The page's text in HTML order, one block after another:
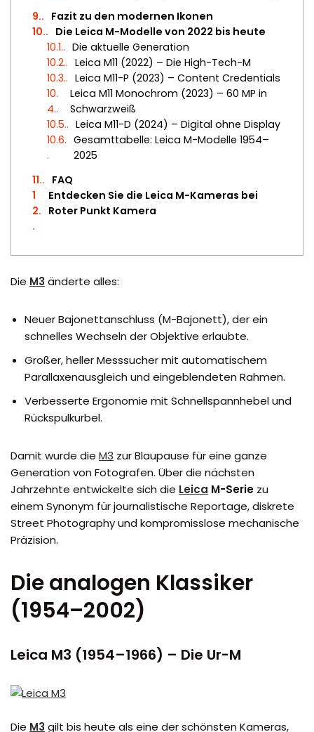
9.
Fazit zu den modernen Ikonen
10.
Die Leica M-Modelle von 2022 bis heute
10.1.
Die aktuelle Generation
10.2.
Leica M11 (2022) – Die High-Tech-M
10.3.
Leica M11-P (2023) – Content Credentials
10.
4.
Leica M11 Monochrom (2023) – 60 MP in
Schwarzweiß
10.5.
Leica M11-D (2024) – Digital ohne Display
10.6. Gesamttabelle: Leica M-Modelle 1954–
2025
11.
FAQ
1
2.
Entdecken Sie die Leica M-Kameras bei
Roter Punkt Kamera
Die M3 änderte alles:
Neuer Bajonettanschluss (M-Bajonett), der ein
schnelles Wechseln der Objektive erlaubte.
Großer, heller Messsucher mit automatischem
Parallaxenausgleich und eingeblendeten Rahmen.
Verbesserte Ergonomie mit Schnellspannhebel und
Rückspulkurbel.
Damit wurde die M3 zur Blaupause für eine ganze
Generation von Fotografen. Über die nächsten
Jahrzehnte entwickelte sich die Leica M-Serie zu
einem Synonym für journalistische Reportage, diskrete
Street Photography und kompromisslose mechanische
Präzision.
Die analogen Klassiker
(1954–2002)
Leica M3 (1954–1966) – Die Ur-M
Die M3 gilt bis heute als eine der schönsten Kameras,